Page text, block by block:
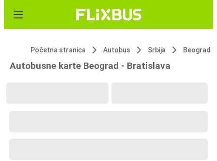
Početna stranica Autobus Srbija Beograd
Autobusne karte Beograd - Bratislava